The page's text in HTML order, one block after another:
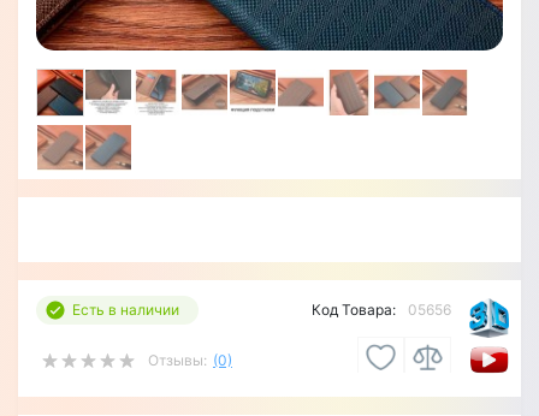
Есть в наличии
Отзывы: (0)
Код Товара: 05656